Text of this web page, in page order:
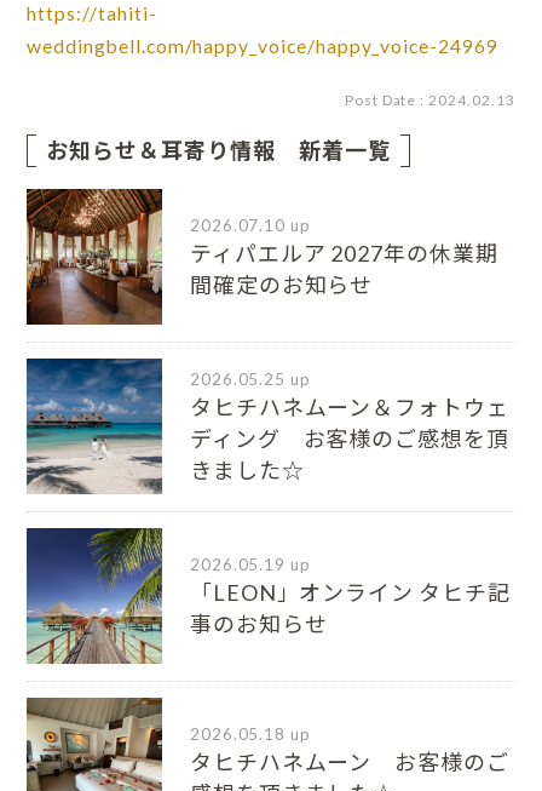
https://tahiti-
weddingbell.com/happy_voice/happy_voice-24969
Post Date : 2024.02.13
お知らせ＆耳寄り情報 新着一覧
2026.07.10 up
ティパエルア 2027年の休業期
間確定のお知らせ
2026.05.25 up
タヒチハネムーン＆フォトウェ
ディング お客様のご感想を頂
きました☆
2026.05.19 up
「LEON」オンライン タヒチ記
事のお知らせ
2026.05.18 up
タヒチハネムーン お客様のご